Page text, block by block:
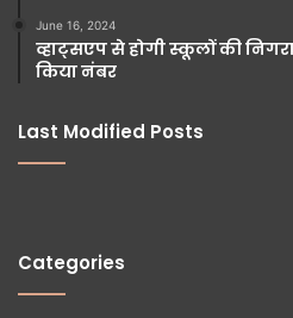
June 16, 2024
व्हाट्सएप से होगी स्कूलों की
किया नंबर
Last Modified Posts
Categories